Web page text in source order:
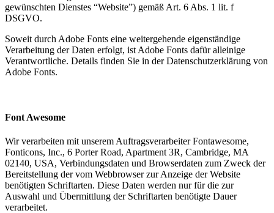
gewünschten Dienstes “Website”) gemäß Art. 6 Abs. 1 lit. f
DSGVO.
Soweit durch Adobe Fonts eine weitergehende eigenständige
Verarbeitung der Daten erfolgt, ist Adobe Fonts dafür alleinige
Verantwortliche. Details finden Sie in der Datenschutzerklärung von
Adobe Fonts.
Font Awesome
Wir verarbeiten mit unserem Auftragsverarbeiter Fontawesome,
Fonticons, Inc., 6 Porter Road, Apartment 3R, Cambridge, MA
02140, USA, Verbindungsdaten und Browserdaten zum Zweck der
Bereitstellung der vom Webbrowser zur Anzeige der Website
benötigten Schriftarten. Diese Daten werden nur für die zur
Auswahl und Übermittlung der Schriftarten benötigte Dauer
verarbeitet.